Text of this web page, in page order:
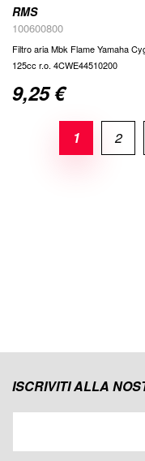
RMS
100600800
Filtro aria Mbk Flame Yamaha
125cc r.o. 4CWE44510200
9,25 €
1 2
ISCRIVITI ALLA